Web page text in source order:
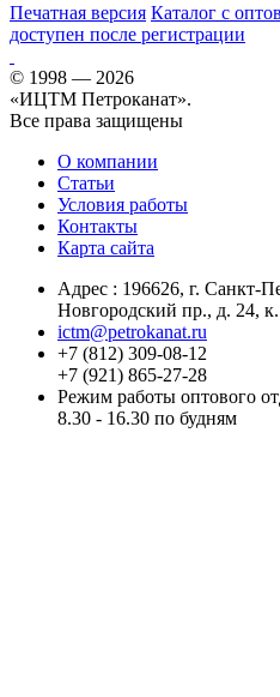
Печатная версия Каталог с
доступен после регистрации
© 1998 — 2026
«ИЦТМ Петроканат».
Все права защищены
О компании
Статьи
Условия работы
Контакты
Карта сайта
Адрес : 196626, г. Санкт-
Новгородский пр., д. 24, к.
ictm@petrokanat.ru
+7 (812) 309-08-12
+7 (921) 865-27-28
Режим работы оптового
8.30 - 16.30 по будням